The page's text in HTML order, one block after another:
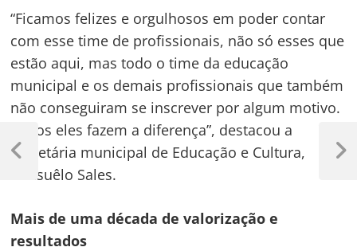
“Ficamos felizes e orgulhosos em poder contar
com esse time de profissionais, não só esses que
estão aqui, mas todo o time da educação
municipal e os demais profissionais que também
não conseguiram se inscrever por algum motivo.
Todos eles fazem a diferença”, destacou a
secretária municipal de Educação e Cultura,
Consuêlo Sales.
Mais de uma década de valorização e
resultados
Navegação
de
Post
Previous
Next